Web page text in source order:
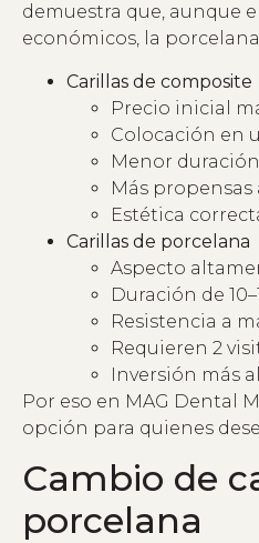
demuestra que, aunque
económicos, la
Carillas de composite
Precio inicial
Colocación en
Menor duración
Más propensas
Estética
Carillas de porcelana
Aspecto
Duración de
Resistencia a
Requieren 2
Inversión más
Por eso en MAG Dental
opción para quienes
Cambio de
porcelana